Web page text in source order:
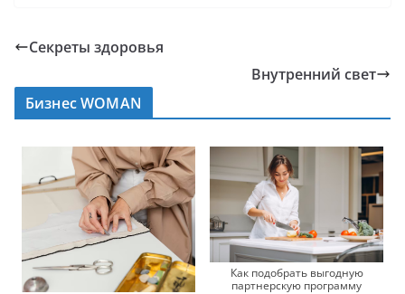
Секреты здоровья
Внутренний свет
Бизнес WOMAN
Как подобрать выгодную
партнерскую программу